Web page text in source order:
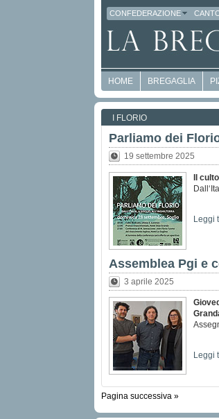
CONFEDERAZIONE
HOME BREGAGLIA
I FLORIO
Parliamo dei
19 settembre 2025
Il
Leggi
Assemblea Pgi e
3 aprile 2025
Leggi
Pagina successiva »